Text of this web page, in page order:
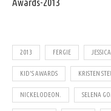
2013 FERGIE
KID'S AWARDS KRISTEN
NICKELODEON. SELENA